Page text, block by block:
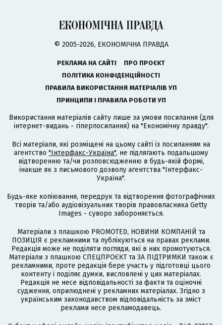
© 2005-2026, ЕКОНОМІЧНА ПРАВДА
РЕКЛАМА НА САЙТІ
ПРО ПРОЄКТ
ПОЛІТИКА КОНФІДЕНЦІЙНОСТІ
ПРАВИЛА ВИКОРИСТАННЯ МАТЕРІАЛІВ УП
ПРИНЦИПИ І ПРАВИЛА РОБОТИ УП
Використання матеріалів сайту лише за умови посилання (для
інтернет-видань - гіперпосилання) на "Економічну правду".
Всі матеріали, які розміщені на цьому сайті із посиланням на
агентство "Інтерфакс-Україна", не підлягають подальшому
відтворенню та/чи розповсюдженню в будь-якій формі,
інакше як з письмового дозволу агентства "Інтерфакс-
Україна".
Будь-яке копіювання, передрук та відтворення фотографічних
творів та/або аудіовізуальних творів правовласника Getty
Images - суворо забороняється.
Матеріали з плашкою PROMOTED, НОВИНИ КОМПАНІЙ та
ПОЗИЦІЯ є рекламними та публікуються на правах реклами.
Редакція може не поділяти погляди, які в них промотуються.
Матеріали з плашкою СПЕЦПРОЄКТ та ЗА ПІДТРИМКИ також є
рекламними, проте редакція бере участь у підготовці цього
контенту і поділяє думки, висловлені у цих матеріалах.
Редакція не несе відповідальності за факти та оціночні
судження, оприлюднені у рекламних матеріалах. Згідно з
українським законодавством відповідальність за зміст
реклами несе рекламодавець.